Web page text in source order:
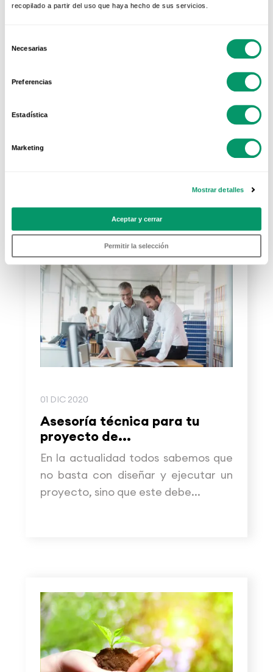
recopilado a partir del uso que haya hecho de sus servicios.
Necesarias
Preferencias
Estadística
Marketing
Mostrar detalles
Aceptar y cerrar
Permitir la selección
El primer apartamento
El encargado de la remodelación fue
01 DIC 2020
Asesoría técnica para tu
proyecto de...
En la actualidad todos sabemos que
no basta con diseñar y ejecutar un
proyecto, sino que este debe...